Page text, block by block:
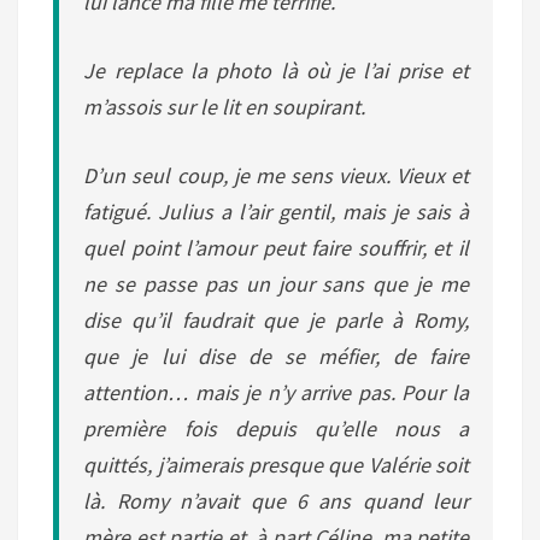
Je replace la photo là où je l’ai prise et
m’assois sur le lit en soupirant.
D’un seul coup, je me sens vieux. Vieux et
fatigué. Julius a l’air gentil, mais je sais à
quel point l’amour peut faire souffrir, et il
ne se passe pas un jour sans que je me
dise qu’il faudrait que je parle à Romy,
que je lui dise de se méfier, de faire
attention… mais je n’y arrive pas. Pour la
première fois depuis qu’elle nous a
quittés, j’aimerais presque que Valérie soit
là. Romy n’avait que 6 ans quand leur